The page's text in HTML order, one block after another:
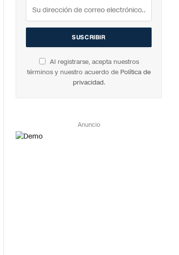
Al registrarse, acepta nuestros
términos y nuestro acuerdo de Política de
privacidad.
Anuncio